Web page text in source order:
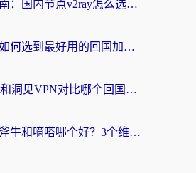
海外党无忧指南：国内节点v2ray怎么选？一键回国VPN+多场景实测帮你避坑
海外党必看：如何选到最好用的回国加速器？从节点到售后的全维度指南
ChickCN VPN和洞见VPN对比哪个回国效果更好？海外党亲测3款加速器+避坑指南
海外党必看：斧牛和嘀嗒哪个好？3个维度教你选对回国加速器